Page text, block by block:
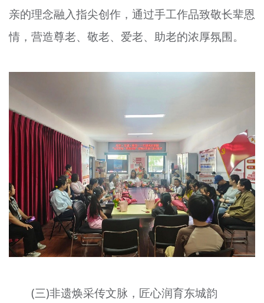
亲的理念融入指尖创作，通过手工作品致敬长辈恩
情，营造尊老、敬老、爱老、助老的浓厚氛围。
(三)非遗焕采传文脉，匠心润育东城韵